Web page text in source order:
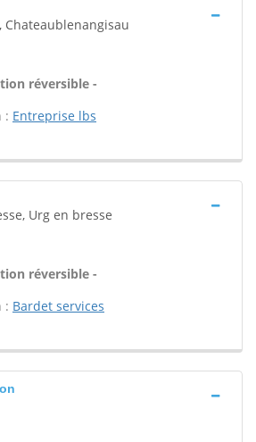
Chateaublenangisau
réversible -
: Entreprise lbs
Urg en bresse
réversible -
: Bardet services